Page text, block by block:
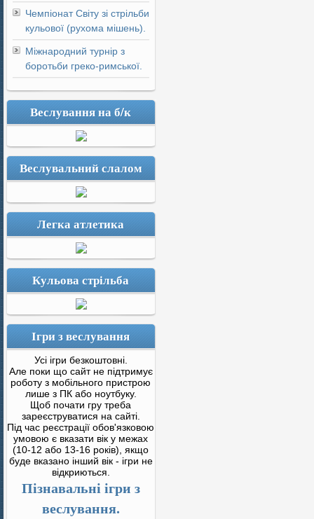
Чемпіонат Світу зі стрільби
кульової (рухома мішень).
Міжнародний турнір з
боротьби греко-римської.
Веслування на б/к
Веслувальний слалом
Легка атлетика
Кульова стрільба
Ігри з веслування
Усі ігри безкоштовні.
Але поки що сайт не підтримує
роботу з мобільного пристрою
лише з ПК або ноутбуку.
Щоб почати гру треба
зареєструватися на сайті.
Під час реєстрації обов'язковою
умовою є вказати вік у межах
(10-12 або 13-16 років), якщо
буде вказано інший вік - ігри не
відкриються.
Пізнавальні ігри з
веслування.